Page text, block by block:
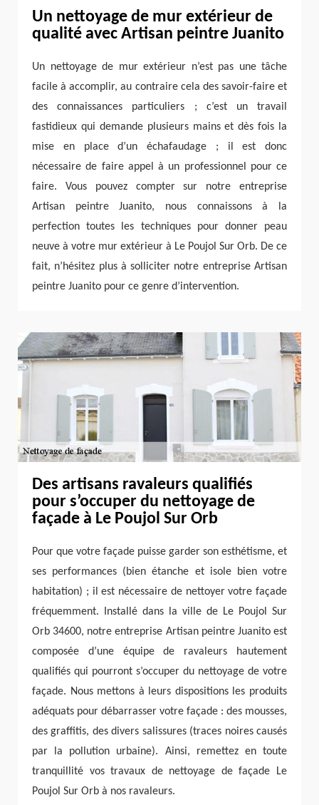
Un nettoyage de mur extérieur de
qualité avec Artisan peintre Juanito
Un nettoyage de mur extérieur n’est pas une tâche
facile à accomplir, au contraire cela des savoir-faire et
des connaissances particuliers ; c’est un travail
fastidieux qui demande plusieurs mains et dès fois la
mise en place d’un échafaudage ; il est donc
nécessaire de faire appel à un professionnel pour ce
faire. Vous pouvez compter sur notre entreprise
Artisan peintre Juanito, nous connaissons à la
perfection toutes les techniques pour donner peau
neuve à votre mur extérieur à Le Poujol Sur Orb. De ce
fait, n’hésitez plus à solliciter notre entreprise Artisan
peintre Juanito pour ce genre d’intervention.
Des artisans ravaleurs qualifiés
pour s’occuper du nettoyage de
façade à Le Poujol Sur Orb
Pour que votre façade puisse garder son esthétisme, et
ses performances (bien étanche et isole bien votre
habitation) ; il est nécessaire de nettoyer votre façade
fréquemment. Installé dans la ville de Le Poujol Sur
Orb 34600, notre entreprise Artisan peintre Juanito est
composée d’une équipe de ravaleurs hautement
qualifiés qui pourront s’occuper du nettoyage de votre
façade. Nous mettons à leurs dispositions les produits
adéquats pour débarrasser votre façade : des mousses,
des graffitis, des divers salissures (traces noires causés
par la pollution urbaine). Ainsi, remettez en toute
tranquillité vos travaux de nettoyage de façade Le
Poujol Sur Orb à nos ravaleurs.